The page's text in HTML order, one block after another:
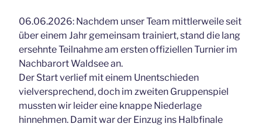
06.06.2026: Nachdem unser Team mittlerweile seit
über einem Jahr gemeinsam trainiert, stand die lang
ersehnte Teilnahme am ersten offiziellen Turnier im
Nachbarort Waldsee an.
Der Start verlief mit einem Unentschieden
vielversprechend, doch im zweiten Gruppenspiel
mussten wir leider eine knappe Niederlage
hinnehmen. Damit war der Einzug ins Halbfinale